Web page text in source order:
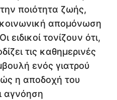
ποιότητα ζωής,
απομόνωση
ειδικοί τονίζουν ότι,
τις καθημερινές
ενός γιατρού
η αποδοχή του
αγνόηση